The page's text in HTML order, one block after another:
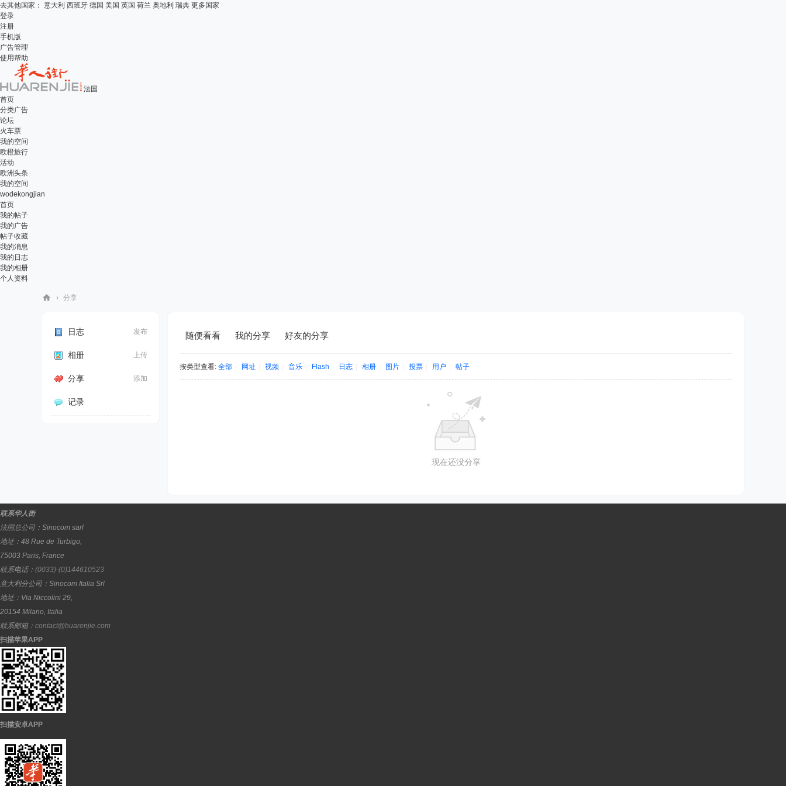
去其他国家： 意大利 西班牙 德国 美国 英国 荷兰 奥地利 瑞典 更多国家
登录
注册
手机版
广告管理
使用帮助
法国
首页
分类广告
论坛
火车票
我的空间
欧橙旅行
活动
欧洲头条
我的空间
wodekongjian
首页
我的帖子
我的广告
帖子收藏
我的消息
我的日志
我的相册
个人资料
› 分享
发布
日志
上传
相册
添加
分享
记录
随便看看 我的分享 好友的分享
按类型查看: 全部 网址 视频 音乐 Flash 日志 相册 图片 投票 用户 帖子
现在还没分享
联系华人街
法国总公司： Sinocom sarl
地址： 48 Rue de Turbigo,
75003 Paris, France
联系电话： (0033)-(0)144610523
意大利分公司： Sinocom Italia Srl
地址： Via Niccolini 29,
20154 Milano, Italia
联系邮箱： contact@huarenjie.com
扫描苹果APP
扫描安卓APP